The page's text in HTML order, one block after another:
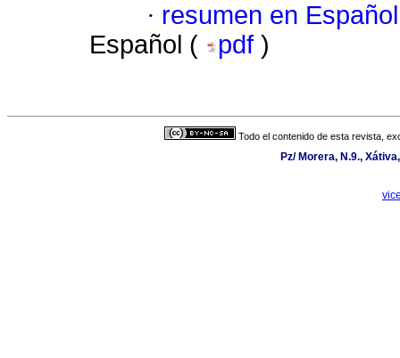
· resumen en Español
Español (
pdf )
Todo el contenido de esta revista,
Pz/ Morera, N.9.,